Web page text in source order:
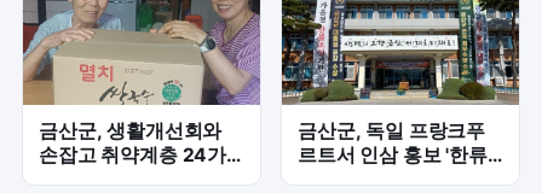
금산군, 생활개선회와
손잡고 취약계층 24가
구 '맞춤형 나눔' 본격화
금산군, 독일 프랑크푸
르트서 인삼 홍보 '한류
행사' 참가